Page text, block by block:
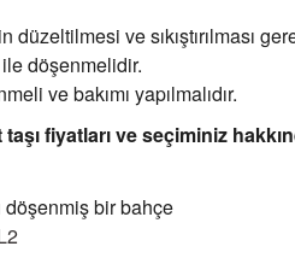
ve sıkıştırılması
döşenmelidir.
ve bakımı yapılmalıdır.
fiyatları ve seçiminiz